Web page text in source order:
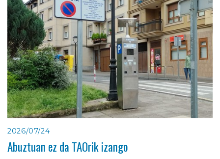
2026/07/24
Abuztuan ez da TAOrik izango